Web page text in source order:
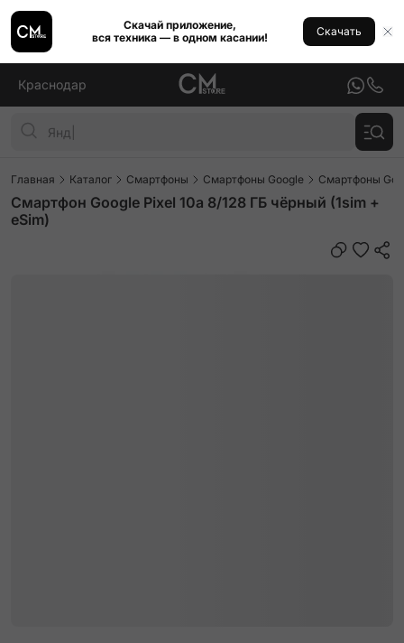
Скачай приложение,
вся техника — в одном касании!
Скачать
Краснодар
Главная Каталог Смартфоны Смартфоны Google Смартфоны
Смартфон Google Pixel 10a 8/128 ГБ чёрный (1sim +
eSim)